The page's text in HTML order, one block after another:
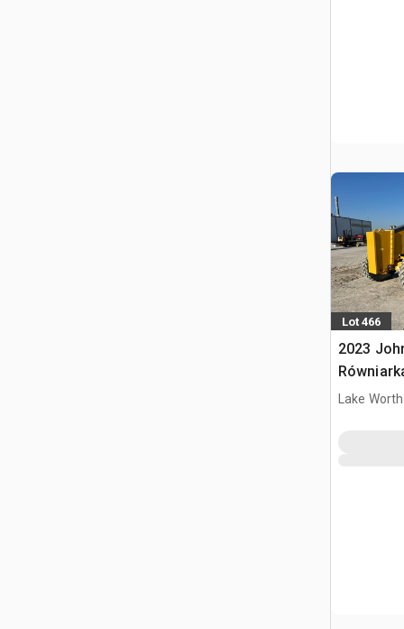
Lot 466
2023
Lake